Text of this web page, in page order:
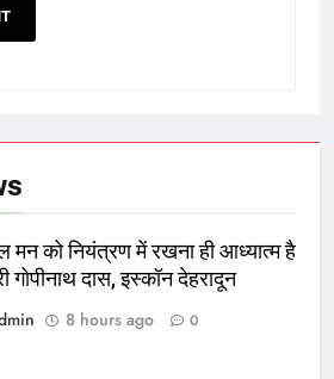
मन को नियंत्रण में रखना ही आध्यात्म है
गोपीनाथ दास, इस्कॉन देहरादून
8 hours ago 0